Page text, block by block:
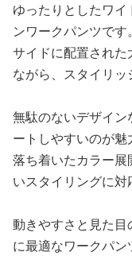
ゆったりとしたワ
ンワークパンツです。
サイドに配置され
ながら、スタイリッ
無駄のないデザイ
ートしやすいのが魅
落ち着いたカラー
いスタイリングに対
動きやすさと見た
に最適なワークパン